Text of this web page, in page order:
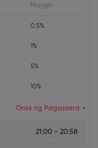
Margin
0.5%
1%
5%
10%
Oras ng Pagsasara
21:00 - 20:58